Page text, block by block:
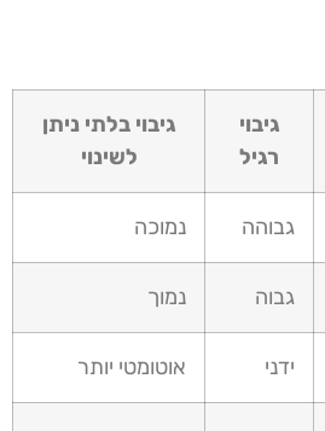
גיבוי
רגיל
גיבוי בלתי ניתן
לשינוי
גבוהה נמוכה
גבוה נמוך
ידני אוטומטי יותר